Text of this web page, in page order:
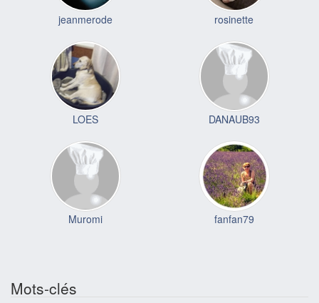
jeanmerode rosinette
LOES DANAUB93
Muromi fanfan79
Mots-clés